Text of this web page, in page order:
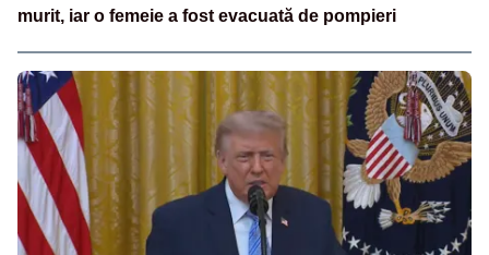
murit, iar o femeie a fost evacuată de pompieri